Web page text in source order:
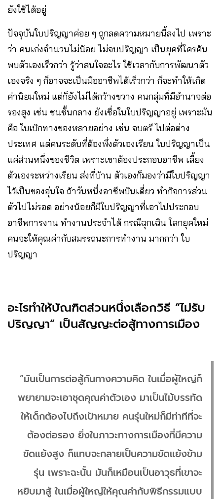
ยังใช้ได้อยู่
ปัจจุบันใบปริญญาค่อย ๆ ถูกลดความหมายนี้ลงไป เพราะ
ว่า คนเก่งจำนวนไม่น้อย ไม่จบปริญญา เป็นยุคที่ใครค้น
พบตัวเองเร็วกว่า รู้ว่าสนใจอะไร ใช้เวลากับการพัฒนาตัว
เองจริง ๆ ก็อาจจะเป็นมืออาชีพได้เร็วกว่า ก็จะทำให้เกิด
ค่านิยมใหม่ แต่ก็ยังไม่ได้กว้างขวาง คนกลุ่มที่มีอำนาจต่อ
รองสูง เช่น ชนชั้นกลาง ยังเชื่อในใบปริญญาอยู่ เพราะมัน
คือ ใบเบิกทางของหลายอย่าง เช่น จบตรี ไปต่อต่าง
ประเทศ แต่คนระดับที่ต้องพึ่งตัวเองเรียน ใบปริญญาเป็น
แค่ส่วนหนึ่งของชีวิต เพราะเขาต้องประกอบอาชีพ เลี้ยง
ตัวเองระหว่างเรียน ส่งที่บ้าน ตัวเองก็มองว่ามีใบปริญญา
ไว้เป็นของอุ่นใจ ถ้าวันหนึ่งอาชีพบินเดี่ยว ทำกิจการส่วน
ตัวไปไม่รอด อย่างน้อยก็มีใบปริญญาที่เอาไปประกอบ
อาชีพการงาน ทำงานประจำได้ กรณีฉุกเฉิน โลกยุคใหม่
คนจะให้คุณค่ากับสมรรถนะการทำงาน มากกว่า ใบ
ปริญญา
อะไรทำให้บัณฑิตส่วนหนึ่งเลือกวิธี “ไม่รับ
ปริญญา” เป็นสัญญะต่อสู้ทางการเมือง
“มันเป็นการต่อสู้กันทางความคิด ในเมื่อผู้ใหญ่ก็
พยายามจะเอาชุดคุณค่าตัวเอง มาเป็นไม้บรรทัด
ให้เด็กต้องไปถึงเป้าหมาย คนรุ่นใหม่ก็มีท่าทีที่จะ
ต้องต่อรอง ยิ่งในภาวะทางการเมืองที่มีความ
ขัดแย้งสูง ก็แทบจะกลายเป็นความขัดแย้งข้าม
รุ่น เพราะฉะนั้น มันก็เหมือนเป็นอาวุธที่เขาจะ
หยิบมาสู้ ในเมื่อผู้ใหญ่ให้คุณค่ากับพิธีกรรมแบบ